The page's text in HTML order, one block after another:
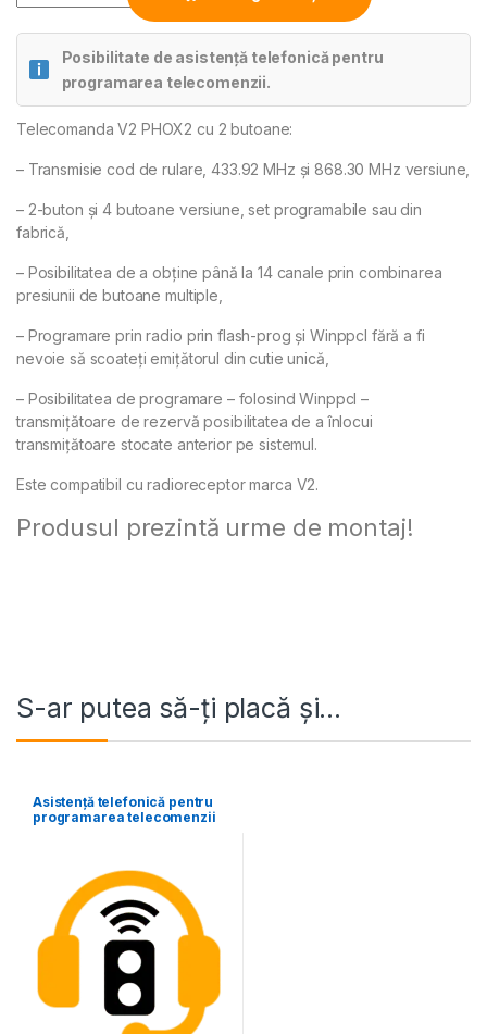
Posibilitate de asistență telefonică pentru
programarea telecomenzii.
Alternative:
Telecomanda V2 PHOX2 cu 2 butoane:
– Transmisie cod de rulare, 433.92 MHz și 868.30 MHz versiune,
– 2-buton și 4 butoane versiune, set programabile sau din
fabrică,
– Posibilitatea de a obține până la 14 canale prin combinarea
presiunii de butoane multiple,
– Programare prin radio prin flash-prog și Winppcl fără a fi
nevoie să scoateți emițătorul din cutie unică,
– Posibilitatea de programare – folosind Winppcl –
transmițătoare de rezervă posibilitatea de a înlocui
transmițătoare stocate anterior pe sistemul.
Este compatibil cu radioreceptor marca V2.
Produsul prezintă urme de montaj!
S-ar putea să-ți placă și…
Asistență telefonică pentru
programarea telecomenzii